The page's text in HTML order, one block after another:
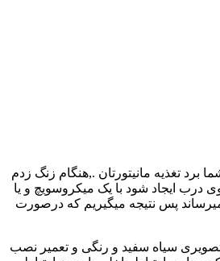
تغذیه مانیتورتان .,هنگام زنگ زدم
ایجاد شود با یک میکروسویچ و یا
پس نتیجه میگیریم که درصورت
تصویری سیاه سفید و رنگی و تعمیر نصب